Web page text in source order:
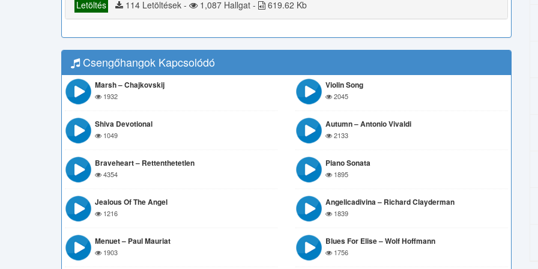
Letöltés 114 Letöltések - 1,087 Hallgat - 619.62 Kb
Csengőhangok Kapcsolódó
Marsh – Chajkovskij
1932
Violin Song
2045
Shiva Devotional
1049
Autumn – Antonio Vivaldi
2133
Braveheart – Rettenthetetlen
4354
Piano Sonata
1895
Jealous Of The Angel
1216
Angelicadivina – Richard Clayderman
1839
Menuet – Paul Mauriat
1903
Blues For Elise – Wolf Hoffmann
1756